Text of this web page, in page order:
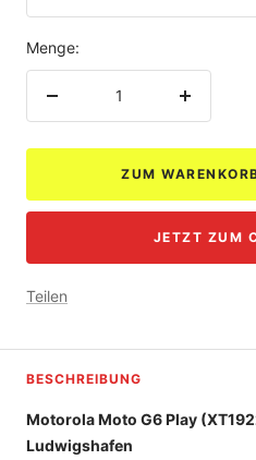
Menge:
Menge
ZUM
JETZT ZUM
Teilen
BESCHREIBUNG
Motorola Moto G6 Play
Ludwigshafen